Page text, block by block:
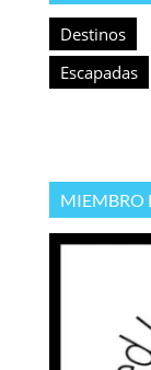
Destinos
Escapadas
MIEMBRO